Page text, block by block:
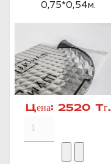
0,75*0,54м.
Цена: 2520 Тг.